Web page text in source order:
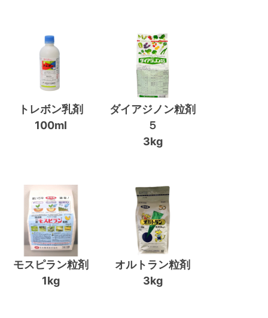
トレボン乳剤
100ml
ダイアジノン粒剤
５
3kg
モスピラン粒剤
1kg
オルトラン粒剤
3kg